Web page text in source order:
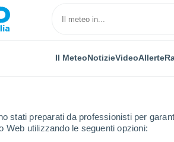
stati preparati da professionisti per
Web utilizzando le seguenti opzioni:
Il MeteoNotizieVideoAllerte